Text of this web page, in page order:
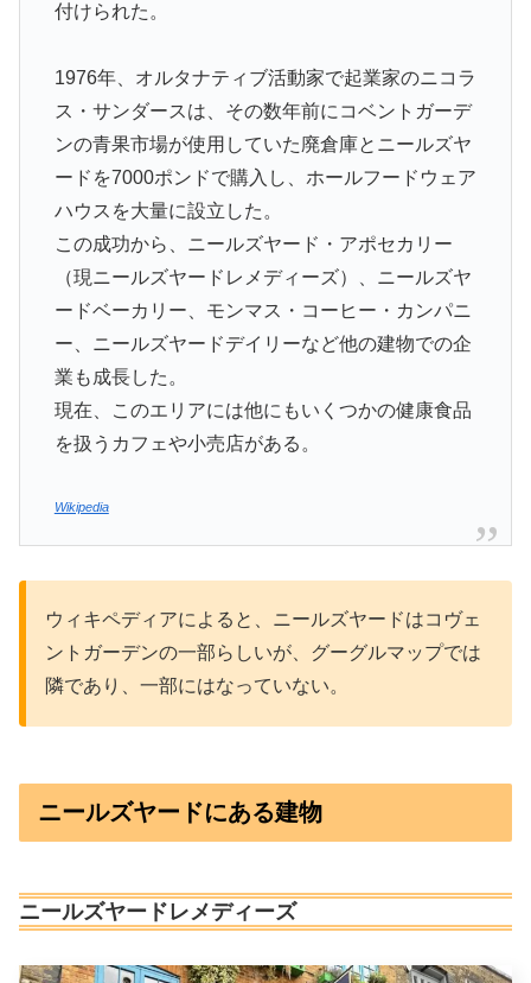
付けられた。
1976年、オルタナティブ活動家で起業家のニコラ
ス・サンダースは、その数年前にコベントガーデ
ンの青果市場が使用していた廃倉庫とニールズヤ
ードを7000ポンドで購入し、ホールフードウェア
ハウスを大量に設立した。
この成功から、ニールズヤード・アポセカリー
（現ニールズヤードレメディーズ）、ニールズヤ
ードベーカリー、モンマス・コーヒー・カンパニ
ー、ニールズヤードデイリーなど他の建物での企
業も成長した。
現在、このエリアには他にもいくつかの健康食品
を扱うカフェや小売店がある。
Wikipedia
ウィキペディアによると、ニールズヤードはコヴェ
ントガーデンの一部らしいが、グーグルマップでは
隣であり、一部にはなっていない。
ニールズヤードにある建物
ニールズヤードレメディーズ